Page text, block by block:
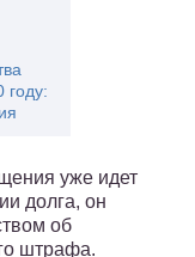
году:
уже идет
долга, он
об
штрафа.